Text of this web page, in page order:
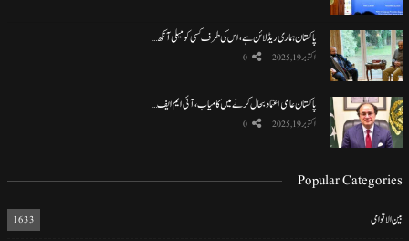
پاکستان ہماری ریڈ لائن ہے، اس کی طرف کسی کو میلی آنکھ…
اکتوبر 19, 2025 0
پاکستان عالمی اعتماد بحال کرنے میں کامیاب، آئی ایم ایف…
اکتوبر 19, 2025 0
Popular Categories
بین الاقوامی 1633